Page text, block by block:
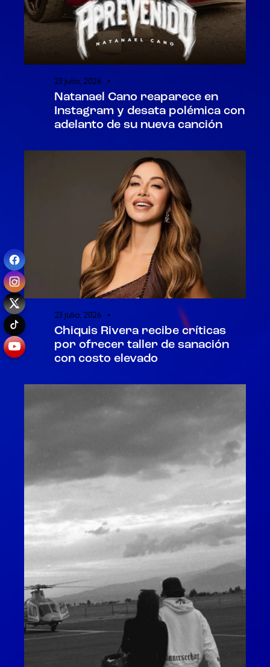
23 julio, 2026
Natanael Cano reaparece en
Instagram y desata polémica con
adelanto de su nueva canción
23 julio, 2026
Chiquis Rivera recibe críticas
por ofrecer taller de sanación
con costo elevado